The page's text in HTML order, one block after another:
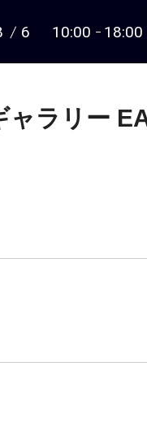
6 10:00 18:00
ャラリー